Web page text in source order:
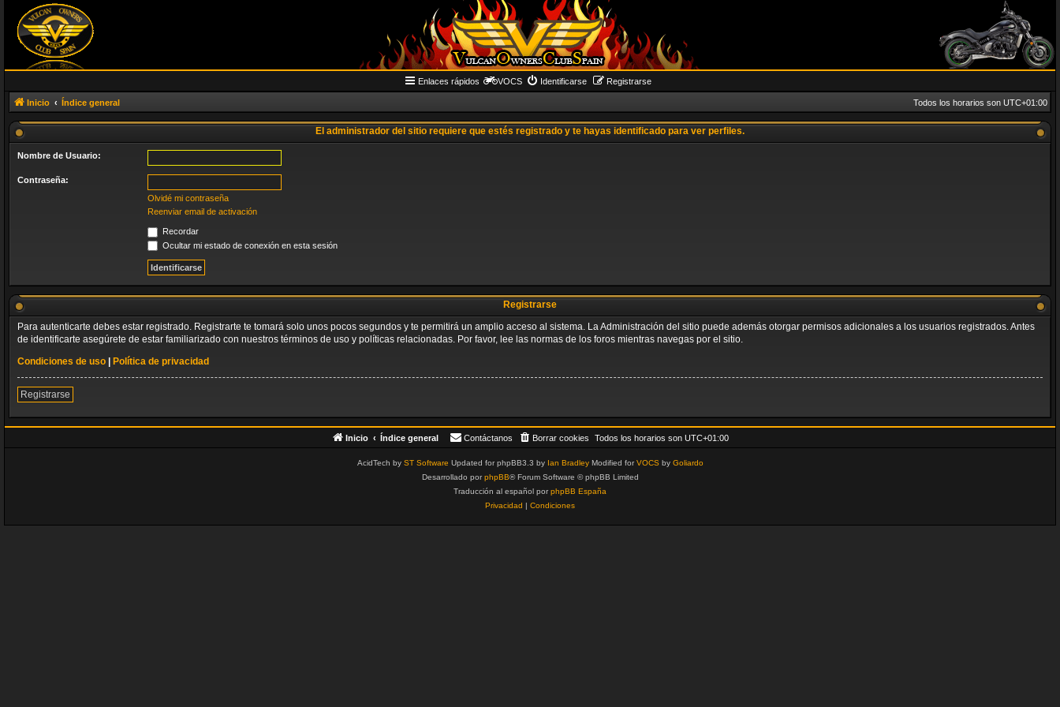
Enlaces rápidos VOCS Identificarse Registrarse
Inicio Índice general Todos los horarios son UTC+01:00
El administrador del sitio requiere que estés registrado y te hayas identificado para ver perfiles.
Nombre de Usuario:
Contraseña:
Olvidé mi contraseña
Reenviar email de activación
Recordar
Ocultar mi estado de conexión en esta sesión
Registrarse
Para autenticarte debes estar registrado. Registrarte te tomará solo unos pocos segundos y te permitirá un amplio acceso al sistema. La Administración del sitio puede además otorgar permisos adicionales a los usuarios registrados. Antes
de identificarte asegúrete de estar familiarizado con nuestros términos de uso y políticas relacionadas. Por favor, lee las normas de los foros mientras navegas por el sitio.
Condiciones de uso
Política de privacidad
Registrarse
Inicio Índice general Todos los horarios son UTC+01:00
Borrar cookies
Contáctanos
AcidTech by ST Software Updated for phpBB3.3 by Ian BradleyModified forVOCSby Goliardo
Desarrollado porphpBB® Forum Software © phpBB Limited
Traducción al español porphpBB España
Privacidad | Condiciones